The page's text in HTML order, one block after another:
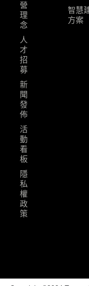
營
理
念
人
才
招
募
新
聞
發
佈
活
動
看
板
隱
私
權
政
策
智慧
⽅案